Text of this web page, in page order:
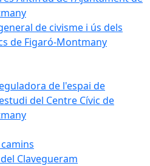
de civisme i ús dels
de Figaró-Montmany
de l'espai de
del Centre Cívic de
Clavegueram